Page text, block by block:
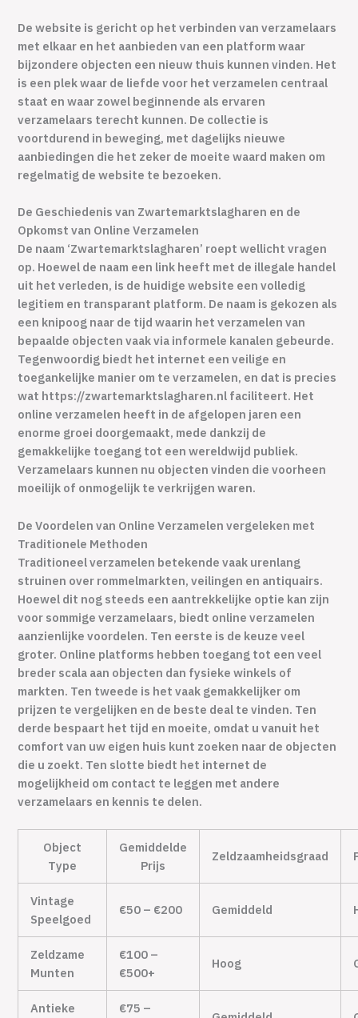
De website is gericht op het verbinden van verzamelaars
met elkaar en het aanbieden van een platform waar
bijzondere objecten een nieuw thuis kunnen vinden. Het
is een plek waar de liefde voor het verzamelen centraal
staat en waar zowel beginnende als ervaren
verzamelaars terecht kunnen. De collectie is
voortdurend in beweging, met dagelijks nieuwe
aanbiedingen die het zeker de moeite waard maken om
regelmatig de website te bezoeken.
De Geschiedenis van Zwartemarktslagharen en de
Opkomst van Online Verzamelen
De naam ‘Zwartemarktslagharen’ roept wellicht vragen
op. Hoewel de naam een link heeft met de illegale handel
uit het verleden, is de huidige website een volledig
legitiem en transparant platform. De naam is gekozen als
een knipoog naar de tijd waarin het verzamelen van
bepaalde objecten vaak via informele kanalen gebeurde.
Tegenwoordig biedt het internet een veilige en
toegankelijke manier om te verzamelen, en dat is precies
wat https://zwartemarktslagharen.nl faciliteert. Het
online verzamelen heeft in de afgelopen jaren een
enorme groei doorgemaakt, mede dankzij de
gemakkelijke toegang tot een wereldwijd publiek.
Verzamelaars kunnen nu objecten vinden die voorheen
moeilijk of onmogelijk te verkrijgen waren.
De Voordelen van Online Verzamelen vergeleken met
Traditionele Methoden
Traditioneel verzamelen betekende vaak urenlang
struinen over rommelmarkten, veilingen en antiquairs.
Hoewel dit nog steeds een aantrekkelijke optie kan zijn
voor sommige verzamelaars, biedt online verzamelen
aanzienlijke voordelen. Ten eerste is de keuze veel
groter. Online platforms hebben toegang tot een veel
breder scala aan objecten dan fysieke winkels of
markten. Ten tweede is het vaak gemakkelijker om
prijzen te vergelijken en de beste deal te vinden. Ten
derde bespaart het tijd en moeite, omdat u vanuit het
comfort van uw eigen huis kunt zoeken naar de objecten
die u zoekt. Ten slotte biedt het internet de
mogelijkheid om contact te leggen met andere
verzamelaars en kennis te delen.
Object
Type
Gemiddelde
Prijs
Zeldzaamheidsgraad
Vintage
Speelgoed
€50 – €200 Gemiddeld
Zeldzame
Munten
€100 –
€500+
Hoog
Antieke €75 –